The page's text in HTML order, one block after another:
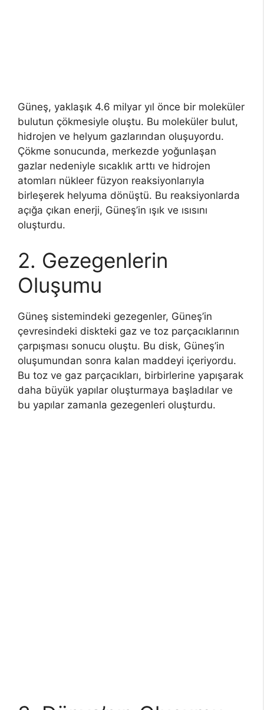
Güneş, yaklaşık 4.6 milyar yıl önce bir moleküler
bulutun çökmesiyle oluştu. Bu moleküler bulut,
hidrojen ve helyum gazlarından oluşuyordu.
Çökme sonucunda, merkezde yoğunlaşan
gazlar nedeniyle sıcaklık arttı ve hidrojen
atomları nükleer füzyon reaksiyonlarıyla
birleşerek helyuma dönüştü. Bu reaksiyonlarda
açığa çıkan enerji, Güneş’in ışık ve ısısını
oluşturdu.
2. Gezegenlerin
Oluşumu
Güneş sistemindeki gezegenler, Güneş’in
çevresindeki diskteki gaz ve toz parçacıklarının
çarpışması sonucu oluştu. Bu disk, Güneş’in
oluşumundan sonra kalan maddeyi içeriyordu.
Bu toz ve gaz parçacıkları, birbirlerine yapışarak
daha büyük yapılar oluşturmaya başladılar ve
bu yapılar zamanla gezegenleri oluşturdu.